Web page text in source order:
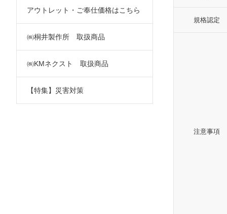
規格認定
注意事項
アウトレット・ご奉仕価格はこちら
㈱桐井製作所 取扱商品
㈱KMネクスト 取扱商品
【特集】災害対策